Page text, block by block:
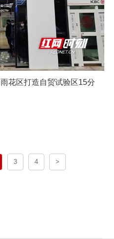
花区打造自贸试验区15分
3 4 >